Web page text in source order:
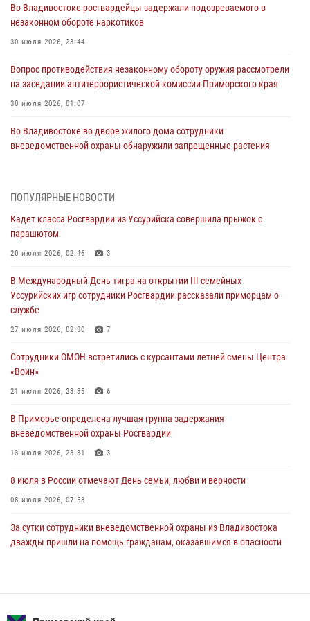
Во Владивостоке росгвардейцы задержали подозреваемого в
незаконном обороте наркотиков
30 июля 2026, 23:44
Вопрос противодействия незаконному обороту оружия рассмотрели
на заседании антитеррористической комиссии Приморского края
30 июля 2026, 01:07
Во Владивостоке во дворе жилого дома сотрудники
вневедомственной охраны обнаружили запрещенные растения
В День Крещения Руси в Князь-Владимирском храме – Главном
ходом
28 июля 2026, 10:29
посвященном Дню Крещения Руси
28 июля 2026, 05:39 3
В Международный День тигра на открытии III семейных
службе
разрешительной работы Росгвардии напомнили гражданам, как
сдать оружие за вознаграждение
23 июля 2026, 22:45
ПОПУЛЯРНЫЕ НОВОСТИ
Кадет класса Росгвардии из Уссурийска совершила прыжок с
парашютом
20 июля 2026, 02:46 3
В Международный День тигра на открытии III семейных
Уссурийских игр сотрудники Росгвардии рассказали приморцам о
службе
27 июля 2026, 02:30 7
Сотрудники ОМОН встретились с курсантами летней смены Центра
«Воин»
21 июля 2026, 23:35 6
В Приморье определена лучшая группа задержания
вневедомственной охраны Росгвардии
13 июля 2026, 23:31 3
8 июля в России отмечают День семьи, любви и верности
08 июля 2026, 07:58
За сутки сотрудники вневедомственной охраны из Владивостока
дважды пришли на помощь гражданам, оказавшимся в опасности